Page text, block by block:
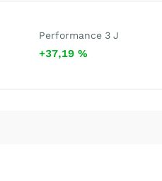
Performance 3 J
+37,19%